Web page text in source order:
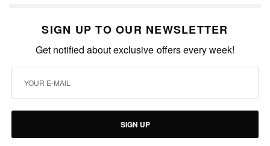
SIGN UP TO OUR NEWSLETTER
Get notified about exclusive offers every week!
SIGN UP